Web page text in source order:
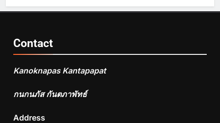
Contact
Kanoknapas Kantapapat
กนกนภัส กันตภาพัทธ์
Address